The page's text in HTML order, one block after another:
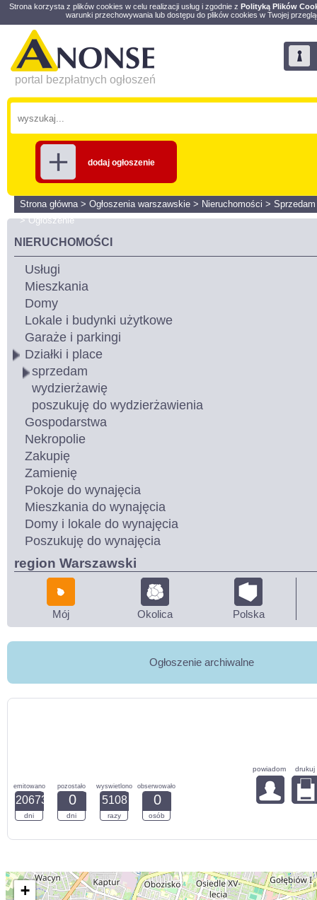
Strona korzysta z plików cookies w celu realizacji usług i zgodnie z Polityką Plików
warunki przechowywania lub dostępu do plików cookies w Twojej
portal bezpłatnych ogłoszeń
dodaj ogłoszenie
Strona główna> Ogłoszenia warszawskie > Nieruchomości > Sprzedam
>Ogłoszenie
NIERUCHOMOŚCI
Usługi
Mieszkania
Domy
Lokale i budynki użytkowe
Garaże i parkingi
Działki i place
sprzedam
wydzierżawię
poszukuję do wydzierżawienia
Gospodarstwa
Nekropolie
Zakupię
Zamienię
Pokoje do wynajęcia
Mieszkania do wynajęcia
Domy i lokale do wynajęcia
Poszukuję do wynajęcia
region Warszawski
Mój Okolica Polska
Ogłoszenie archiwalne
emitowano
20673
dni
pozostało
0
dni
wyswietlono
5108
razy
obserwowało
0
osób
powiadom drukuj
+